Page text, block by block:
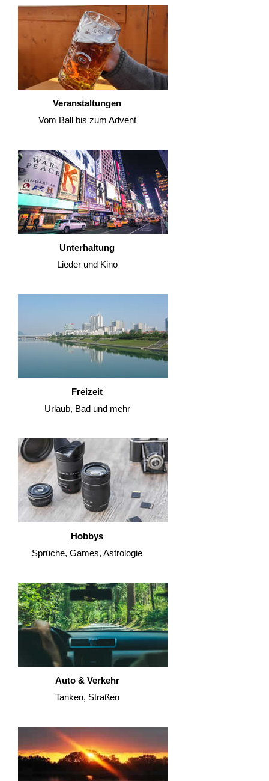
Veranstaltungen
Vom Ball bis zum Advent
Unterhaltung
Lieder und Kino
Freizeit
Urlaub, Bad und mehr
Hobbys
Sprüche, Games, Astrologie
Auto & Verkehr
Tanken, Straßen